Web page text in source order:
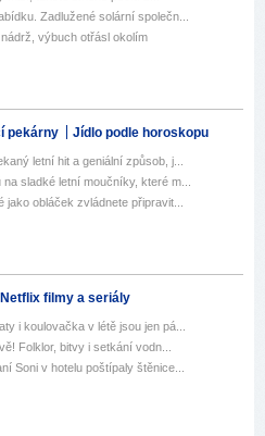
Zadlužené solární společn...
výbuch otřásl okolím
pekárny Jídlo podle horoskopu
letní hit a geniální způsob, j...
sladké letní moučníky, které m...
obláček zvládnete připravit...
Netflix filmy a seriály
i koulovačka v létě jsou jen pá...
Folklor, bitvy i setkání vodn...
Soni v hotelu poštípaly štěnice...